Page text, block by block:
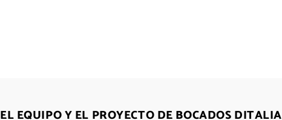
EL EQUIPO Y EL PROYECTO DE BOCADOS DITALIA